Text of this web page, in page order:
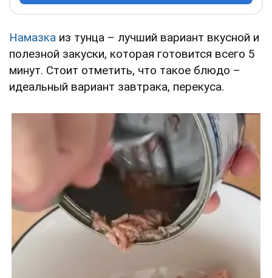
Намазка из тунца – лучший вариант вкусной и
полезной закуски, которая готовится всего 5
минут. Стоит отметить, что такое блюдо –
идеальный вариант завтрака, перекуса.